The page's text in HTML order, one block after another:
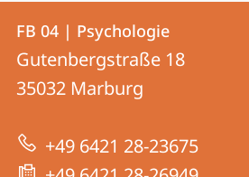
Kontakt
und
Informationen
zur
Website
Kontaktinformationen
FB
04
Psychologie
FB 04 | Psychologie
Gutenbergstraße 18
35032 Marburg
+49 6421 28-23675